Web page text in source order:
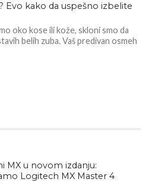
Evo kako da uspešno izbelite
oko kose ili kože, skloni smo da
belih zuba. Vaš predivan osmeh
MX u novom izdanju:
Logitech MX Master 4